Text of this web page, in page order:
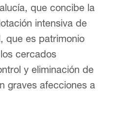
que concibe la
intensiva de
que es patrimonio
cercados
y eliminación de
graves afecciones a